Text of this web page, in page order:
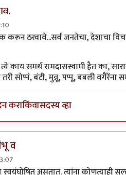
करून ठरवावे...सर्व जनतेचा, देशाचा
काय समर्थ रामदासस्वामी हैत का,
तरी सोप्पं, बंटी, मुन्नू, पप्पू, बबली
कराकिंवासदस्य व्हा
व
स्वयंघोषित असतात. त्यांना कोणत्याही